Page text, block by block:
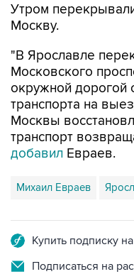
Утром
Москву.
"В Ярославле
Московского
окружной дорогой
транспорта на
Москвы
транспорт
добавил Евраев.
Михаил Евраев
Купить подписку
Подписаться на